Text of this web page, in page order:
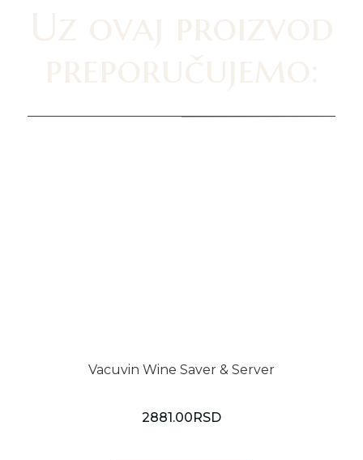
Vacuvin Wine Saver & Server
2881.00 RSD